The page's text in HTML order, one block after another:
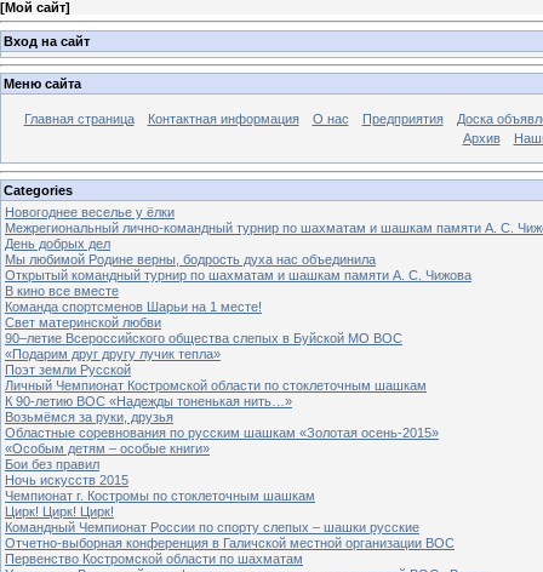
[Мой сайт]
Вход на сайт
Меню сайта
Главная страница Контактная информация О нас Предприятия
Доска
Архив
Categories
Новогоднее веселье у ёлки
Межрегиональный лично-командный турнир по шахматам и шашкам памяти А. С.
День добрых дел
Мы любимой Родине верны, бодрость духа нас объединила
Открытый командный турнир по шахматам и шашкам памяти А. С. Чижова
В кино все вместе
Команда спортсменов Шарьи на 1 месте!
Свет материнской любви
90–летие Всероссийского общества слепых в Буйской МО ВОС
«Подарим друг другу лучик тепла»
Поэт земли Русской
Личный Чемпионат Костромской области по стоклеточным шашкам
К 90-летию ВОС «Надежды тоненькая нить…»
Возьмёмся за руки, друзья
Областные соревнования по русским шашкам «Золотая осень-2015»
«Особым детям – особые книги»
Бои без правил
Ночь искусств 2015
Чемпионат г. Костромы по стоклеточным шашкам
Цирк! Цирк! Цирк!
Командный Чемпионат России по спорту слепых – шашки русские
Отчетно-выборная конференция в Галичской местной организации ВОС
Первенство Костромской области по шахматам